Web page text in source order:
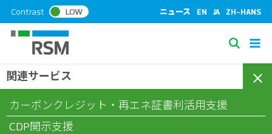
k
Contrast LOW ニュース EN JA ZH-HANS
S
c
ホーム/コラム
カーボンニュートラ
ル時代の不動産ESG｜ZEB・ZEH、認証制度とサステナビリティ
推進の方向性
関連サービス
カーボンクレジット・再エネ証書利活用支援
CDP開示支援